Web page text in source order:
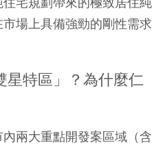
場上具備強勁的剛性需求
星特區」？為什麼仁
內兩大重點開發案區域（含